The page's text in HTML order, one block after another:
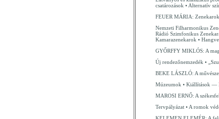
csatározások • Alternatív
FEUER MÁRIA:
Nemzeti Filharmonikus
Rádió Szimfonikus
Kamarazenekarok •
GYŐRFFY MIKLÓS: A
Új rendezőnemzedék •
BEKE LÁSZLÓ: A
Múzeumok • Kiállítások —
MAROSI ERNŐ: A
Tervpályázat • A romok